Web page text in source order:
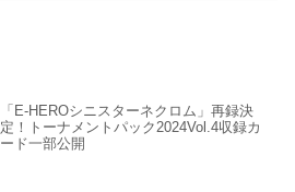
「E-HEROシニスターネクロム」再録決
定！トーナメントパック2024Vol.4収録カ
ード一部公開